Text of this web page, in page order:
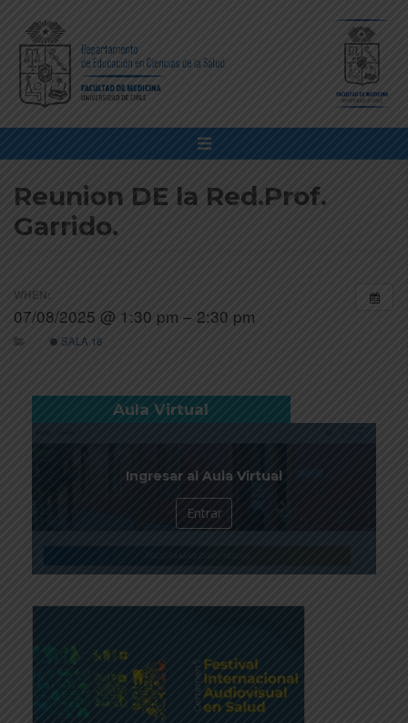
Reunion DE la Red.Prof.
Garrido.
WHEN:
07/08/2025 @ 1:30 pm – 2:30 pm
SALA 18
Aula Virtual
Ingresar al Aula Virtual
Entrar